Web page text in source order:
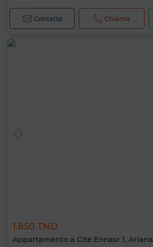
Contatta Chiama
1.850 TND
Appartamento a Cité Ennasr 1, Ariana